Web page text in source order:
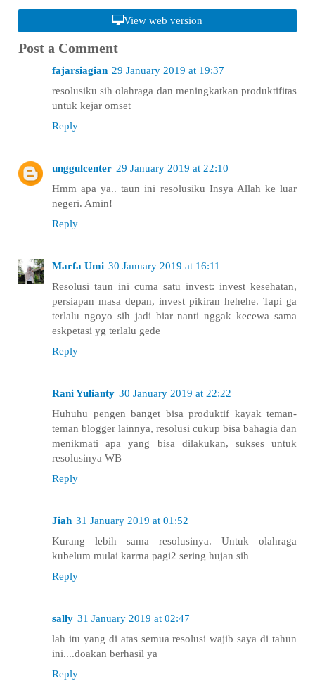
View web version
Post a Comment
fajarsiagian 29 January 2019 at 19:37
resolusiku sih olahraga dan meningkatkan produktifitas
untuk kejar omset
Reply
unggulcenter 29 January 2019 at 22:10
Hmm apa ya.. taun ini resolusiku Insya Allah ke luar
negeri. Amin!
Reply
Marfa Umi 30 January 2019 at 16:11
Resolusi taun ini cuma satu invest: invest kesehatan,
persiapan masa depan, invest pikiran hehehe. Tapi ga
terlalu ngoyo sih jadi biar nanti nggak kecewa sama
eskpetasi yg terlalu gede
Reply
Rani Yulianty 30 January 2019 at 22:22
Huhuhu pengen banget bisa produktif kayak teman-
teman blogger lainnya, resolusi cukup bisa bahagia dan
menikmati apa yang bisa dilakukan, sukses untuk
resolusinya WB
Reply
Jiah 31 January 2019 at 01:52
Kurang lebih sama resolusinya. Untuk olahraga
kubelum mulai karrna pagi2 sering hujan sih
Reply
sally 31 January 2019 at 02:47
lah itu yang di atas semua resolusi wajib saya di tahun
ini....doakan berhasil ya
Reply